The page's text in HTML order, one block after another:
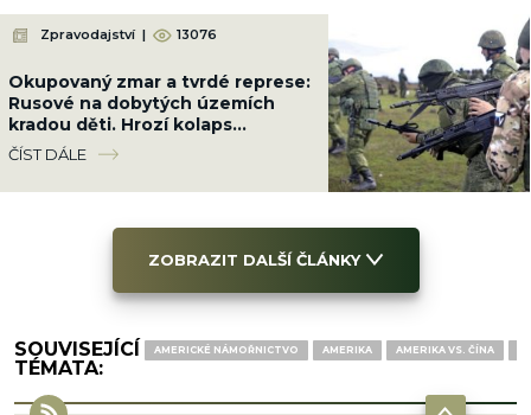
Zpravodajství | 13076
Okupovaný zmar a tvrdé represe:
Rusové na dobytých územích
kradou děti. Hrozí kolaps
dodávek elektřiny i vody
ČÍST DÁLE
ZOBRAZIT DALŠÍ ČLÁNKY
SOUVISEJÍCÍ
TÉMATA:
AMERICKÉ NÁMOŘNICTVO AMERIKA AMERIKA VS. ČÍNA